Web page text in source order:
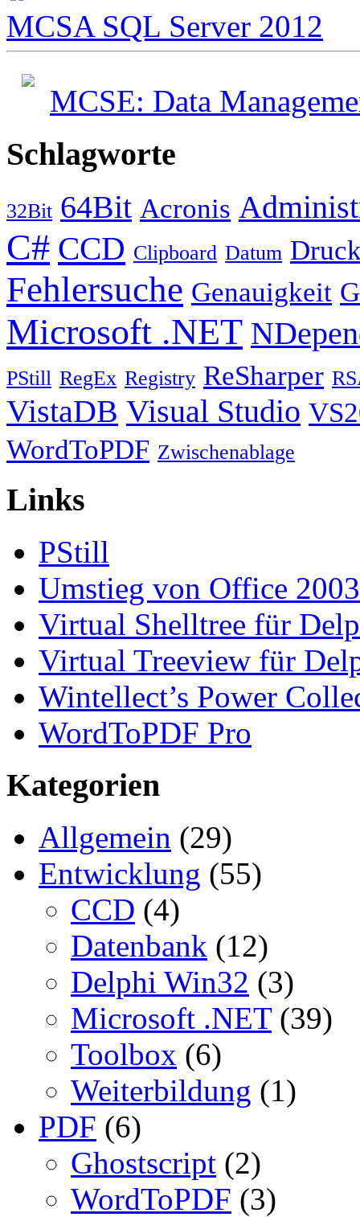
MCSA SQL Server 2012
MCSE: Data
Schlagworte
32Bit 64Bit Acronis
C# CCD Clipboard Datum
Fehlersuche Genauigkeit
Microsoft .NET
PStill RegEx Registry ReSharper
VistaDB Visual Studio
WordToPDF Zwischenablage
Links
PStill
Umstieg von Office
Virtual Shelltree für
Virtual Treeview für
Wintellect’s Power
WordToPDF Pro
Kategorien
Allgemein (29)
Entwicklung (55)
CCD (4)
Datenbank (12)
Delphi Win32 (3)
Microsoft .NET(39)
Toolbox (6)
Weiterbildung (1)
PDF (6)
Ghostscript (2)
WordToPDF (3)